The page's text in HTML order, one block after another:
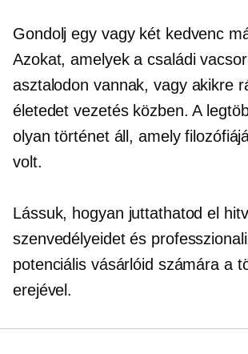
Gondolj egy vagy két kedvenc
Azokat, amelyek a családi
asztalodon vannak, vagy akikre
életedet vezetés közben. A
olyan történet áll, amely
volt.
Lássuk, hogyan juttathatod el
szenvedélyeidet és
potenciális vásárlóid számára a
erejével.